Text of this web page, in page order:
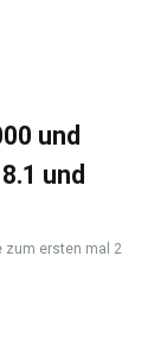
und
und
zum ersten mal 2